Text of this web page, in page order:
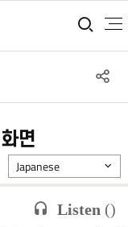
통
면
Listen ()
Japanese